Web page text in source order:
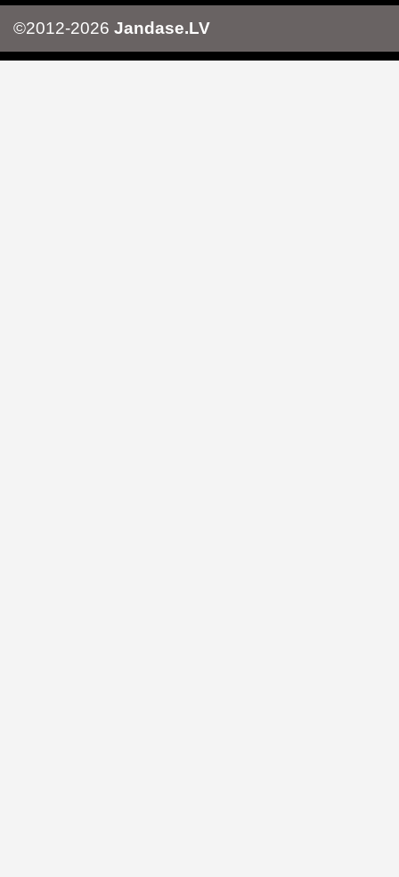
©2012-2026 Jandase.LV